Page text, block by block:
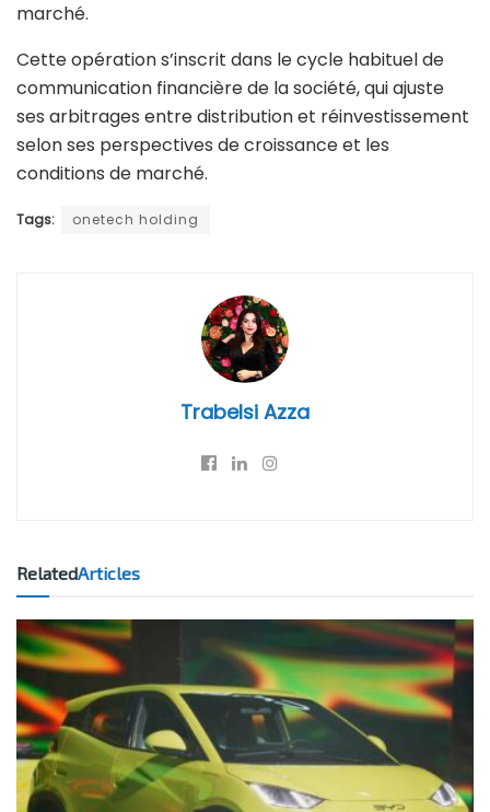
marché.
Cette opération s’inscrit dans le cycle habituel de
communication financière de la société, qui ajuste
ses arbitrages entre distribution et réinvestissement
selon ses perspectives de croissance et les
conditions de marché.
Tags: onetech holding
Trabelsi Azza
RelatedArticles